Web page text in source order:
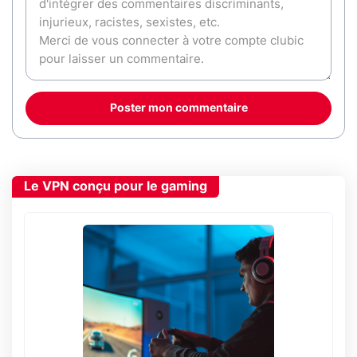
Poster mon commentaire
Le VPN conçu pour le gaming